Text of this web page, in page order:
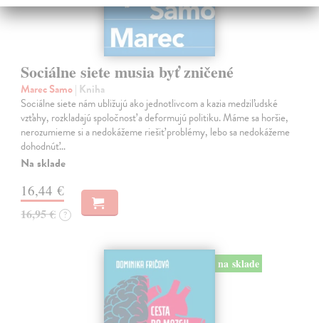
Sociálne siete musia byť zničené
Marec Samo| Kniha
Sociálne siete nám ubližujú ako jednotlivcom a kazia medziľudské
vzťahy, rozkladajú spoločnosť a deformujú politiku. Máme sa horšie,
nerozumieme si a nedokážeme riešiť problémy, lebo sa nedokážeme
dohodnúť…
Na sklade
16,44 €
16,95 € ?
na sklade